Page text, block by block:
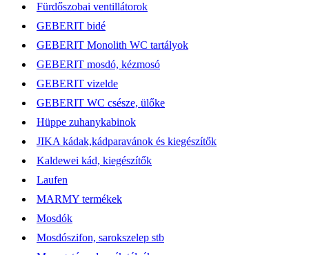
Fürdőszobai ventillátorok
GEBERIT bidé
GEBERIT Monolith WC tartályok
GEBERIT mosdó, kézmosó
GEBERIT vizelde
GEBERIT WC csésze, ülőke
Hüppe zuhanykabinok
JIKA kádak,kádparavánok és kiegészítők
Kaldewei kád, kiegészítők
Laufen
MARMY termékek
Mosdók
Mosdószifon, sarokszelep stb